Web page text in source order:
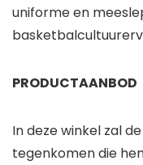
uniforme en
PRODUCTAANBOD
In deze winkel zal
tegenkomen die